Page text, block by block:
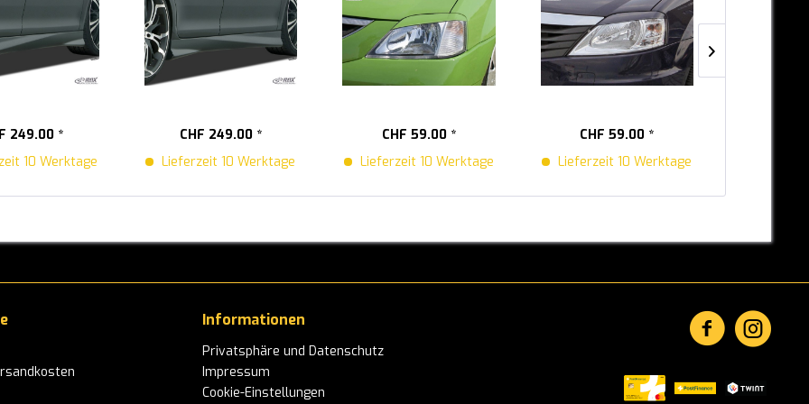
249.00 *
10 Werktage
CHF 249.00 *
Lieferzeit 10 Werktage
CHF 59.00 *
Lieferzeit 10 Werktage
CHF 59.00 *
Lieferzeit 10 Werktage
Informationen
Privatsphäre und Datenschutz
Impressum
Cookie-Einstellungen